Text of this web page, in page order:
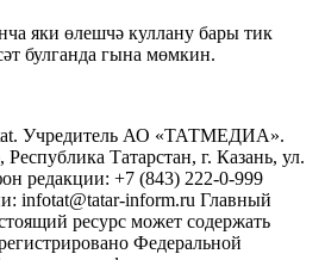
яки өлешчә куллану бары тик
булганда гына мөмкин.
Учредитель АО «ТАТМЕДИА».
Татарстан, г. Казань, ул.
редакции: +7 (843) 222-0-999
infotat@tatar-inform.ru Главный
ресурс может содержать
Федеральной